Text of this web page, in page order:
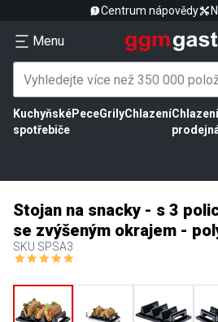
Centrum nápovědy
Menu
Kuchyňské
spotřebiče
PeceGrilyChlazení
Stojan na snacky - s 3
se zvýšeným okrajem -
SKU SPSA3